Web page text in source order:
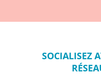
SOCIALISEZ